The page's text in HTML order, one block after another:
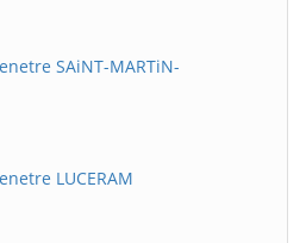
SAiNT-MARTiN-
LUCERAM